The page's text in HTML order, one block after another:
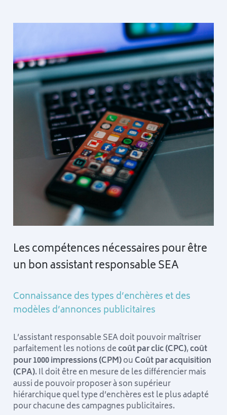
Les compétences nécessaires pour être
un bon assistant responsable SEA
Connaissance des types d’enchères et des
modèles d’annonces publicitaires
L’assistant responsable SEA doit pouvoir maîtriser
parfaitement les notions decoût par clic (CPC),coût
pour 1000 impressions (CPM)ouCoût par acquisition
(CPA). Il doit être en mesure de les différencier mais
aussi de pouvoir proposer à son supérieur
hiérarchique quel type d’enchères est le plus adapté
pour chacune des campagnes publicitaires.